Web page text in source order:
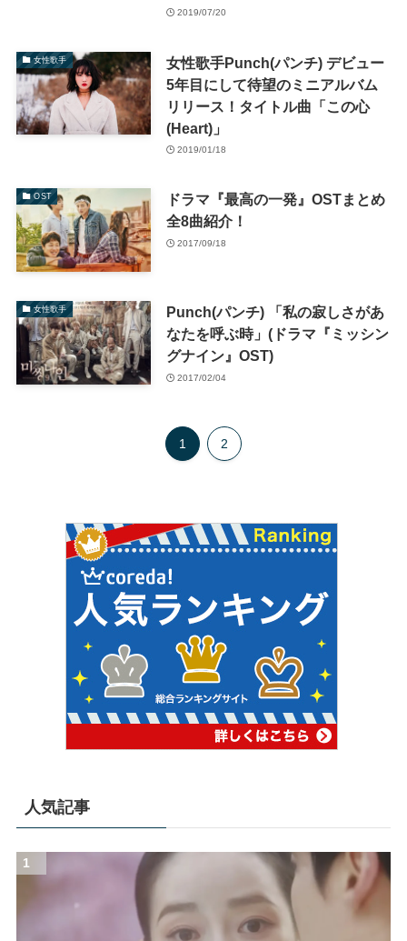
2019/07/20
女性歌手
女性歌手Punch(パンチ) デビュー
5年目にして待望のミニアルバム
リリース！タイトル曲「この心
(Heart)」
2019/01/18
OST
ドラマ『最高の一発』OSTまとめ
全8曲紹介！
2017/09/18
女性歌手
Punch(パンチ) 「私の寂しさがあ
なたを呼ぶ時」(ドラマ『ミッシン
グナイン』OST)
2017/02/04
1 2
人気記事
1